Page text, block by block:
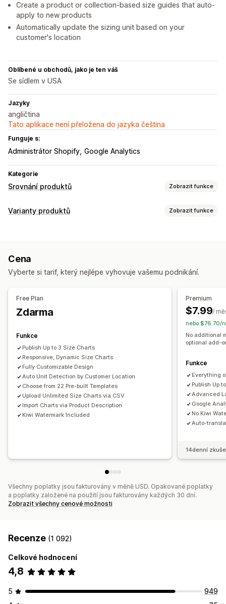
Create a product or collection-based size guides that auto-
apply to new products
Automatically update the sizing unit based on your
customer's location
Oblíbené u obchodů, jako je ten váš
Se sídlem v USA
Jazyky
angličtina
Tato aplikace není přeložena do jazyka čeština
Funguje s:
Administrátor Shopify Google Analytics
Kategorie
Srovnání produktů Zobrazit funkce
Srovnávací nástroje
Zobrazit a skrýt
Rozvržení tabulky
Vlastní ikony
Import a export
Stránka produktu
Responzivní design pro mobilní zařízení
Varianty produktů Zobrazit funkce
Vlastní HTML
Správa SKU
Zobrazení produktů, které jsou skladem
Cena
Vyberte si tarif, který nejlépe vyhovuje vašemu podnikání.
Free Plan
Zdarma
Funkce
Publish Up to 3 Size Charts
Responsive, Dynamic Size Charts
Fully Customizable Design
Auto Unit Detection by Customer Location
Choose from 22 Pre-built Templates
Upload Unlimited Size Charts via CSV
Import Charts via Product Description
Kiwi Watermark Included
Premium
$7.99/
nebo $76.70/
No additional
optional add-
Funkce
Everything
Publish Up
Advanced
Google
No Kiwi
Auto-
14denní
Všechny poplatky jsou fakturovány v měně USD. Opakované poplatky
a poplatky založené na použití jsou fakturovány každých 30 dní.
Zobrazit všechny cenové možnosti
Recenze (1 092)
Celkové hodnocení
4,8
5
949